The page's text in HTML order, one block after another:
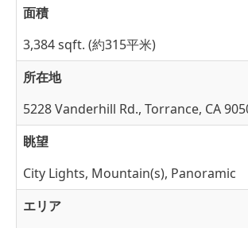
面積
3,384 sqft. (約315平米)
所在地
5228 Vanderhill Rd., Torrance, CA
眺望
City Lights, Mountain(s), Panoramic
エリア